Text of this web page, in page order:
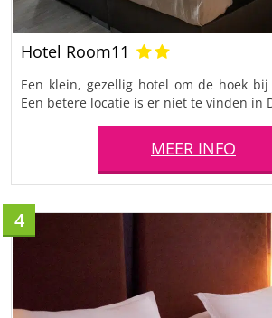
Hotel Room11
Een klein, gezellig hotel om de hoek
Een betere locatie is er niet te vinden in
MEER INFO
4